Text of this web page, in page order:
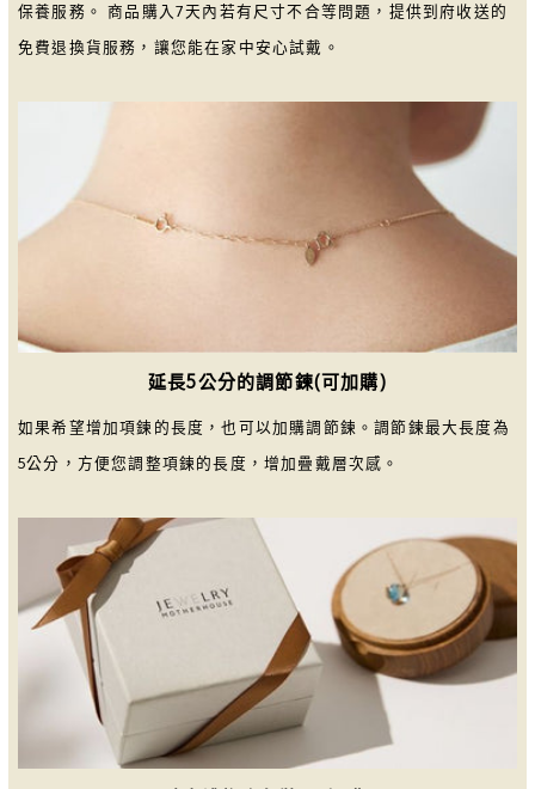
保養服務。 商品購入7天內若有尺寸不合等問題，提供到府收送的
免費退換貨服務，讓您能在家中安心試戴。
延長5公分的調節鍊(可加購)
如果希望增加項鍊的長度，也可以加購調節鍊。調節鍊最大長度為
5公分，方便您調整項鍊的長度，增加疊戴層次感。